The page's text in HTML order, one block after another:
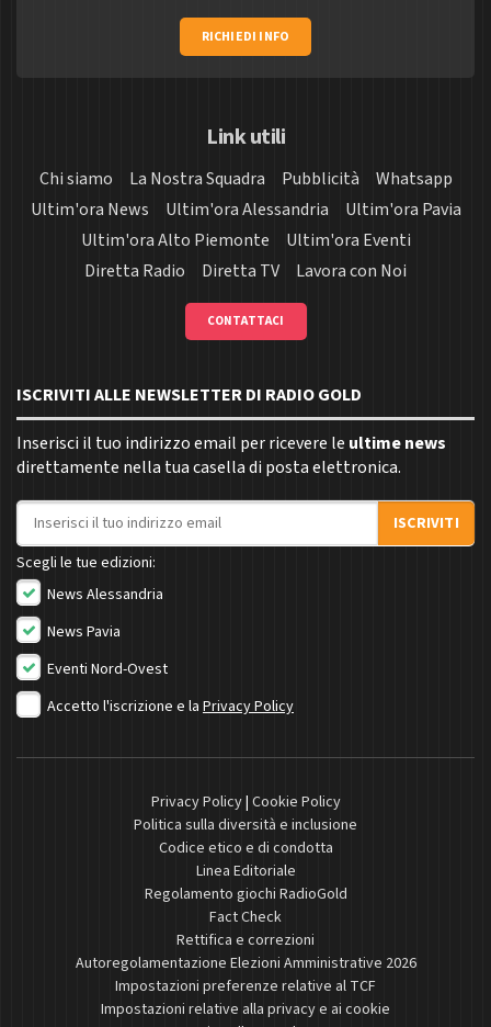
RICHIEDI INFO
Link utili
Chi siamo La Nostra Squadra Pubblicità
Whatsapp
Ultim'ora News
Ultim'ora Alessandria
Ultim'ora Pavia
Ultim'ora Alto Piemonte
Ultim'ora Eventi
Diretta Radio
Diretta TV Lavora con Noi
CONTATTACI
ISCRIVITI ALLE NEWSLETTER DI RADIO GOLD
Inserisci il tuo indirizzo email per ricevere le ultime news
direttamente nella tua casella di posta elettronica.
Indirizzo email
ISCRIVITI
Scegli le tue edizioni:
News Alessandria
News Pavia
Eventi Nord-Ovest
Accetto l'iscrizione e la Privacy Policy
Privacy Policy| Cookie Policy
Politica sulla diversità e inclusione
Codice etico e di condotta
Linea Editoriale
Regolamento giochi RadioGold
Fact Check
Rettifica e correzioni
Autoregolamentazione Elezioni Amministrative 2026
Impostazioni preferenze relative al TCF
Impostazioni relative alla privacy e ai cookie